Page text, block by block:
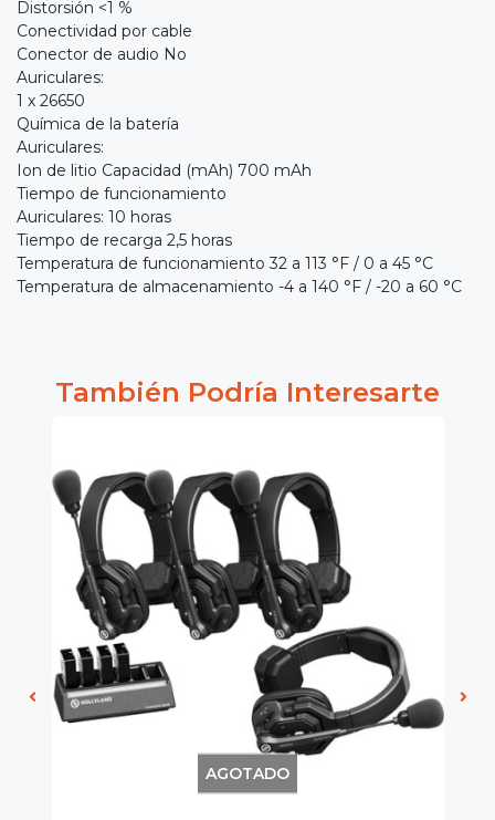
Distorsión <1 %
Conectividad por cable
Conector de audio No
Auriculares:
1 x 26650
Química de la batería
Auriculares:
Ion de litio Capacidad (mAh) 700 mAh
Tiempo de funcionamiento
Auriculares: 10 horas
Tiempo de recarga 2,5 horas
Temperatura de funcionamiento 32 a 113 °F / 0 a 45 °C
Temperatura de almacenamiento -4 a 140 °F / -20 a 60 °C
También Podría Interesarte
AGOTADO